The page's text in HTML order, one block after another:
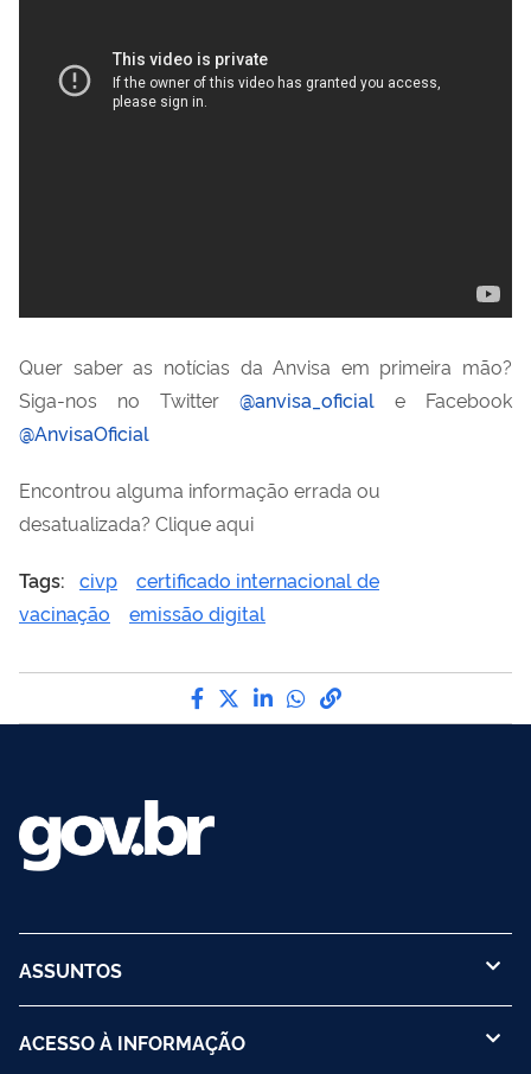
Quer saber as notícias da Anvisa em primeira mão?
Siga-nos no Twitter @anvisa_oficial e Facebook
@AnvisaOficial
Encontrou alguma informação errada ou
desatualizada? Clique aqui
Tags: civp
certificado internacional de
vacinação
emissão digital
Compartilhe por Facebook
Compartilhe por Twitter
Compartilhe por
Compartilhe por
link para Copiar
ASSUNTOS
ACESSO À INFORMAÇÃO